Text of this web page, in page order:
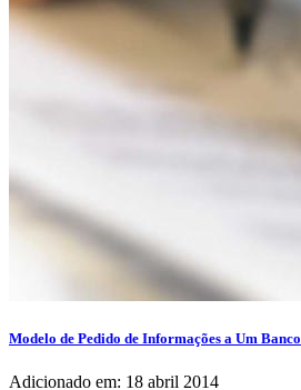
Modelo de Pedido de Informações a Um Banco
Adicionado em: 18 abril 2014